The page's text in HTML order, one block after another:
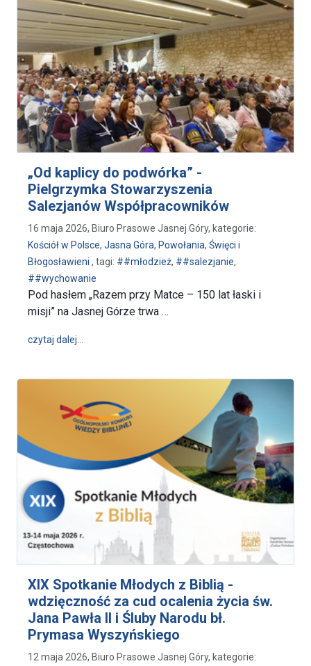
„Od kaplicy do podwórka” -
Pielgrzymka Stowarzyszenia
Salezjanów Współpracowników
16 maja 2026, Biuro Prasowe Jasnej Góry, kategorie:
Kościół w Polsce, Jasna Góra, Powołania, Święci i
Błogosławieni , tagi: ##młodzież, ##salezjanie,
##wychowanie
Pod hasłem „Razem przy Matce – 150 lat łaski i
misji” na Jasnej Górze trwa …
czytaj dalej…
XIX Spotkanie Młodych z Biblią -
wdzięczność za cud ocalenia życia św.
Jana Pawła II i Śluby Narodu bł.
Prymasa Wyszyńskiego
12 maja 2026, Biuro Prasowe Jasnej Góry, kategorie: